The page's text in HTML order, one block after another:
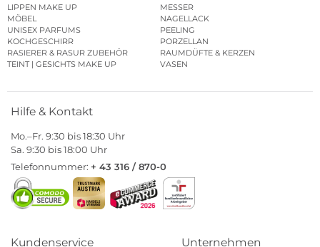
LIPPEN MAKE UP
MESSER
MÖBEL
NAGELLACK
UNISEX PARFUMS
PEELING
KOCHGESCHIRR
PORZELLAN
RASIERER & RASUR ZUBEHÖR
RAUMDÜFTE & KERZEN
TEINT | GESICHTS MAKE UP
VASEN
Hilfe & Kontakt
Mo.–Fr. 9:30 bis 18:30 Uhr
Sa. 9:30 bis 18:00 Uhr
Telefonnummer: + 43 316 / 870-0
Kundenservice Unternehmen